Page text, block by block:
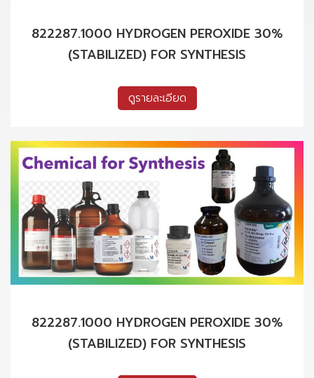
822287.1000 HYDROGEN PEROXIDE 30%
(STABILIZED) FOR SYNTHESIS
ดูรายละเอียด
822287.1000 HYDROGEN PEROXIDE 30%
(STABILIZED) FOR SYNTHESIS